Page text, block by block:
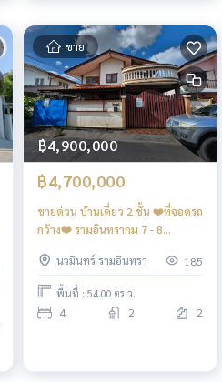
ขาย
฿4,900,000
฿4,700,000
ขายด่วน บ้านเดี่ยว 2 ชั้น ❤️ที่จอดรถ
กว้าง❤️ รามอินทรากม 7 - 8
นวมินทร์ รามอินทรา
185
พื้นที่ : 54.00 ตร.ว.
4 2 2